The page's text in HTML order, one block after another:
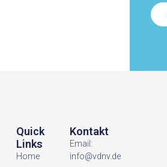
Quick
Links
Home
Kontakt
Email:
info@vdnv.de